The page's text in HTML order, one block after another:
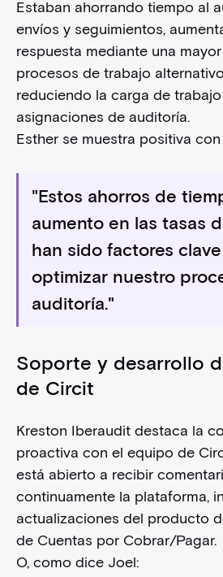
Estaban ahorrando tiempo al
envíos y seguimientos,
respuesta mediante una
procesos de trabajo
reduciendo la carga de
asignaciones de auditoría.
Esther se muestra positiva
"Estos ahorros de
aumento en las tasas
han sido factores
optimizar nuestro
auditoría."
Soporte y desarrollo
de Circit
Kreston Iberaudit destaca la
proactiva con el equipo de
está abierto a recibir
continuamente la plataforma,
actualizaciones del producto
de Cuentas por Cobrar/Pagar.
O, como dice Joel: